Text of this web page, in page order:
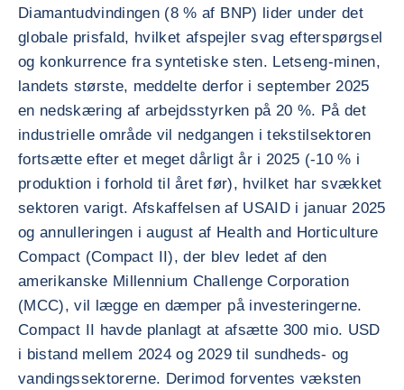
Diamantudvindingen (8 % af BNP) lider under det
globale prisfald, hvilket afspejler svag efterspørgsel
og konkurrence fra syntetiske sten. Letseng-minen,
landets største, meddelte derfor i september 2025
en nedskæring af arbejdsstyrken på 20 %. På det
industrielle område vil nedgangen i tekstilsektoren
fortsætte efter et meget dårligt år i 2025 (-10 % i
produktion i forhold til året før), hvilket har svækket
sektoren varigt. Afskaffelsen af USAID i januar 2025
og annulleringen i august af Health and Horticulture
Compact (Compact II), der blev ledet af den
amerikanske Millennium Challenge Corporation
(MCC), vil lægge en dæmper på investeringerne.
Compact II havde planlagt at afsætte 300 mio. USD
i bistand mellem 2024 og 2029 til sundheds- og
vandingssektorerne. Derimod forventes væksten